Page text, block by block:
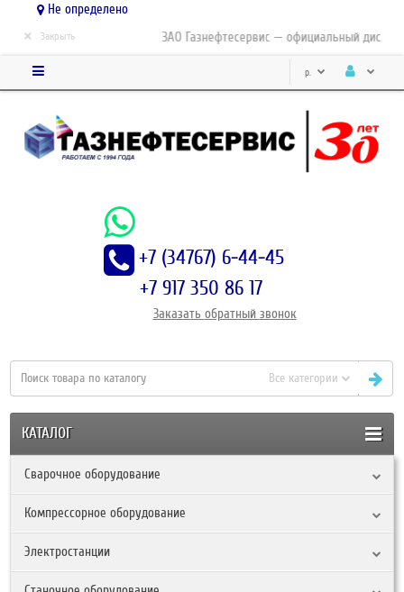
Не определено
ЗАО Газнефтесервис — официальный
× Закрыть
р.
+7 (34767) 6-44-45
+7 917 350 86 17
Заказать обратный звонок
Все категории
КАТАЛОГ
Сварочное оборудование
Компрессорное оборудование
Электростанции